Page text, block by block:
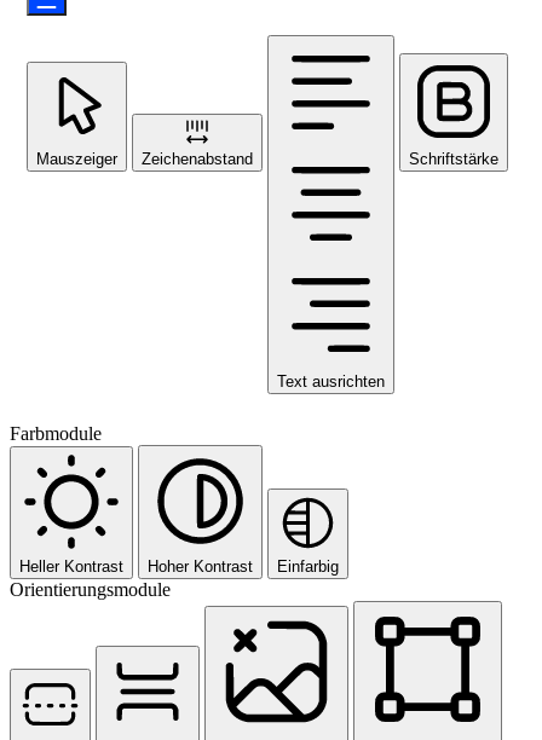
Mauszeiger Zeichenabstand
Text ausrichten
Schriftstärke
Farbmodule
Heller Kontrast Hoher Kontrast Einfarbig
Orientierungsmodule